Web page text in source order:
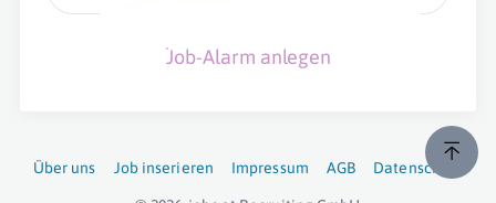
Job-Alarm anlegen
Über uns Job inserieren Impressum AGB Datenschutz